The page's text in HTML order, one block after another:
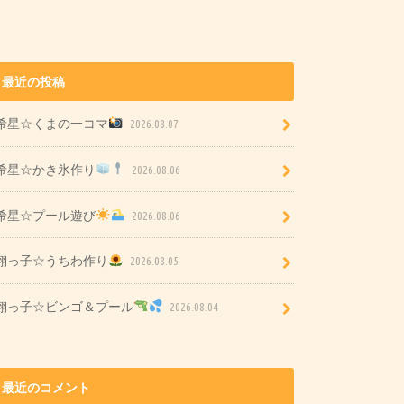
最近の投稿
星☆くまの一コマ 2026.08.07
星☆かき氷作り 2026.08.06
星☆プール遊び 2026.08.06
っ子☆うちわ作り 2026.08.05
っ子☆ビンゴ＆プール 2026.08.04
最近のコメント